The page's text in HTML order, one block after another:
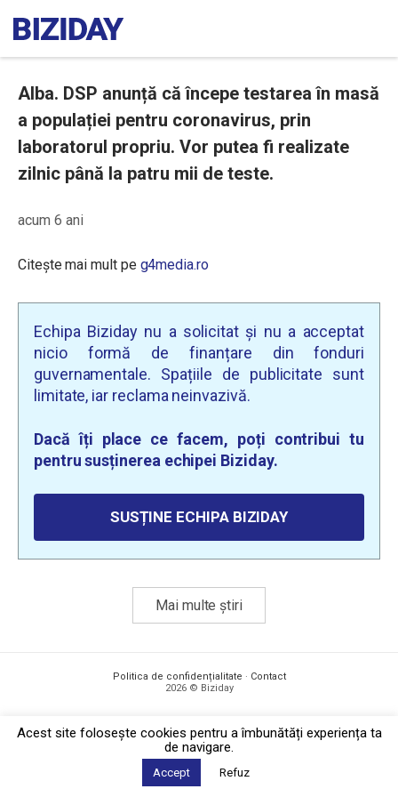
Alba. DSP anunță că începe testarea în masă
a populației pentru coronavirus, prin
laboratorul propriu. Vor putea fi realizate
zilnic până la patru mii de teste.
acum 6 ani
Citește mai mult pe g4media.ro
Echipa Biziday nu a solicitat și nu a acceptat
nicio formă de finanțare din fonduri
guvernamentale. Spațiile de publicitate sunt
limitate, iar reclama neinvazivă.
Dacă îți place ce facem, poți contribui tu
pentru susținerea echipei Biziday.
SUSȚINE ECHIPA BIZIDAY
Mai multe știri
Politica de confidențialitate · Contact
2026 © Biziday
Acest site foloseşte cookies pentru a îmbunătăți experiența ta
de navigare.
Accept Refuz